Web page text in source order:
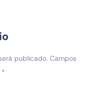
publicado. Campos
*